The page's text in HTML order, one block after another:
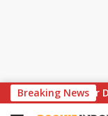
k
Breaking News
vs Bayern Berakhir